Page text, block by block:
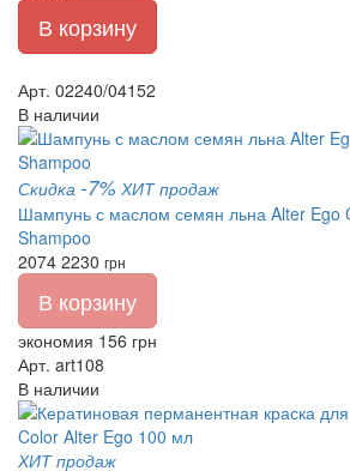
В корзину
Арт. 02240/04152
В наличии
Скидка -7% ХИТ продаж
Шампунь с маслом семян льна Alter Ego
Shampoo
2074 2230 грн
В корзину
экономия 156 грн
Арт. art108
В наличии
ХИТ продаж